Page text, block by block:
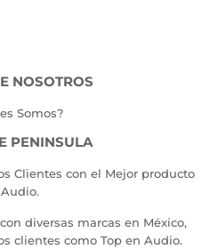
NOSOTROS
Somos?
PENINSULA
Clientes con el Mejor producto
diversas marcas en México,
clientes como Top en Audio.